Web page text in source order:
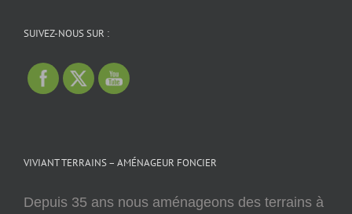
SUIVEZ-NOUS SUR :
VIVIANT TERRAINS – AMÉNAGEUR FONCIER
Depuis 35 ans nous aménageons des terrains à